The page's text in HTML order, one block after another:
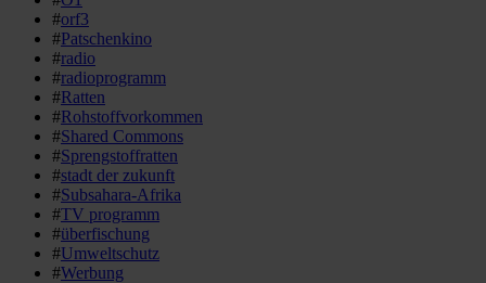
#orf3
#Patschenkino
#radio
#radioprogramm
#Ratten
#Rohstoffvorkommen
#Shared Commons
#Sprengstoffratten
#stadt der zukunft
#Subsahara-Afrika
#TV programm
#überfischung
#Umweltschutz
#Werbung